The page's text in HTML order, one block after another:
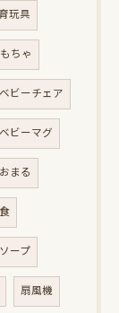
玩具
ちゃ
ベビーチェア
ベビーマグ
おまる
ープ
扇風機